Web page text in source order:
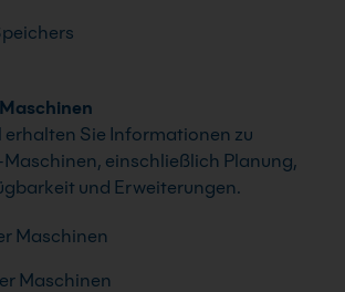
erhalten Sie Informationen zu
einschließlich Planung,
und Erweiterungen.
Maschinen
Maschinen